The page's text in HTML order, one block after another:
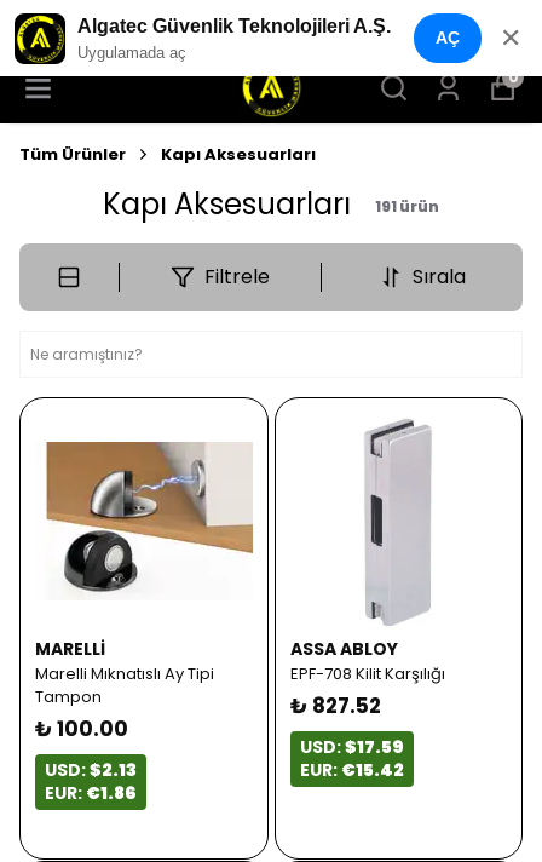
YENI NESIL GÜVENLIK GEÇIŞ SISTEMLERI
0
Tüm Ürünler Kapı Aksesuarları
Kapı Aksesuarları 191ürün
Filtrele Sırala
MARELLI
Marelli Mıknatıslı Ay Tipi
Tampon
₺ 100.00
USD:$2.13
EUR: €1.86
ASSA ABLOY
EPF-708 Kilit Karşılığı
₺ 827.52
USD:$17.59
EUR: €15.42
Algatec Güvenlik Teknolojileri A.Ş.
Uygulamada aç
AÇ ✕